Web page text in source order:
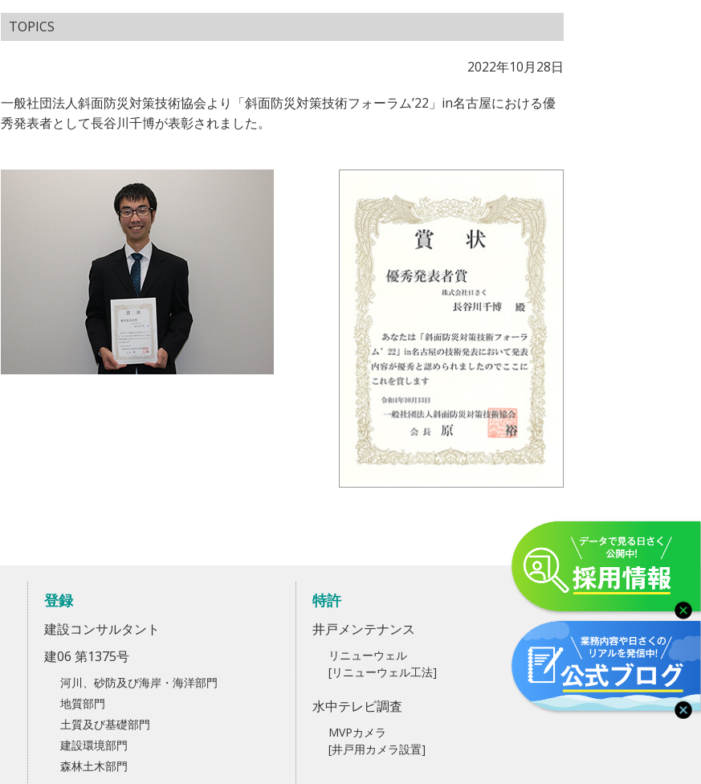
TOPICS
2022年10月28日
一般社団法人斜面防災対策技術協会より「斜面防災対策技術フォーラム’22」in名古屋における優
秀発表者として長谷川千博が表彰されました。
登録
建設コンサルタント
建06 第1375号
河川、砂防及び海岸・海洋部門
地質部門
土質及び基礎部門
建設環境部門
森林土木部門
特許
井戸メンテナンス
リニューウェル
[リニューウェル工法]
水中テレビ調査
MVPカメラ
[井戸用カメラ設置]